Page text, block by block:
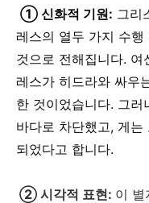
① 신화적 기원: 그리
레스의 열두 가지 수
것으로 전해집니다.
레스가 히드라와 싸우
한 것이었습니다. 그
바다로 차단했고, 게
되었다고 합니다.
② 시각적 표현: 이 별